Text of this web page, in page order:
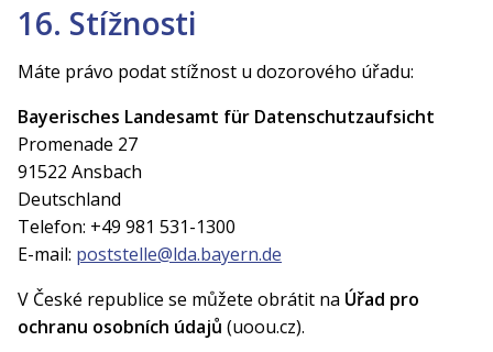
16. Stížnosti
Máte právo podat stížnost u dozorového úřadu:
Bayerisches Landesamt für Datenschutzaufsicht
Promenade 27
91522 Ansbach
Deutschland
Telefon: +49 981 531-1300
E-mail: poststelle@lda.bayern.de
V České republice se můžete obrátit na Úřad pro
ochranu osobních údajů (uoou.cz).